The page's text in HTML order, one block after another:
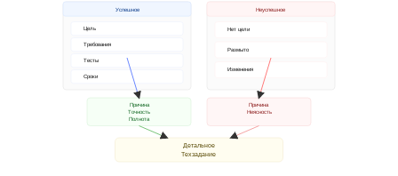
Успешное
Цель
Требования
Тесты
Сроки
Неуспешное
Нет цели
Размыто
Изменения
Причина
Точность
Полнота
Причина
Неясность
Детальное
Техзадание